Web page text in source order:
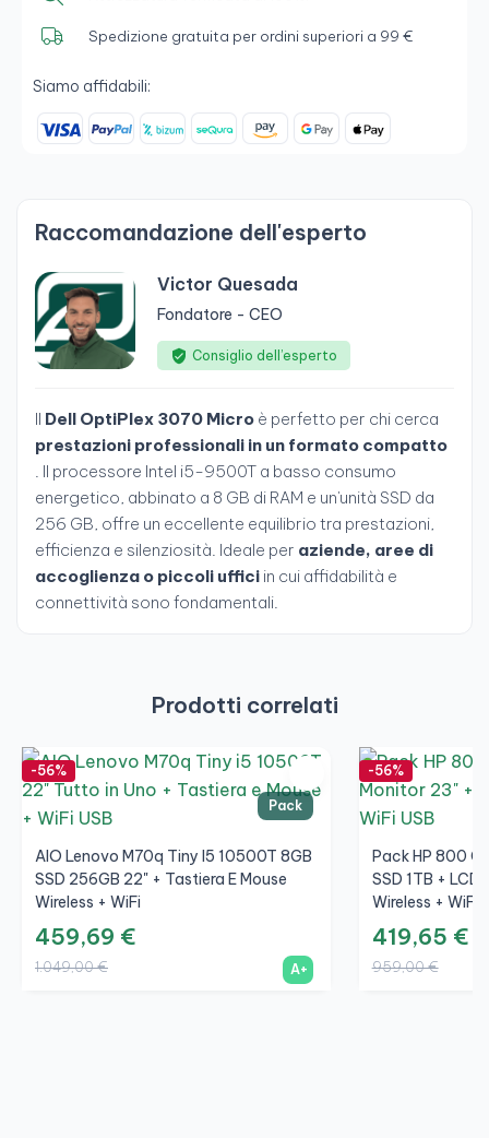
Spedizione gratuita per ordini superiori a 99 €
Siamo affidabili:
Raccomandazione dell'esperto
Victor Quesada
Fondatore - CEO
Consiglio dell’esperto
Il Dell OptiPlex 3070 Micro è perfetto per chi cerca
prestazioni professionali in un formato compatto
. Il processore Intel i5-9500T a basso consumo
energetico, abbinato a 8 GB di RAM e un'unità SSD da
256 GB, offre un eccellente equilibrio tra prestazioni,
efficienza e silenziosità. Ideale per aziende, aree di
accoglienza o piccoli uffici in cui affidabilità e
connettività sono fondamentali.
Prodotti correlati
Pack
-56%
AIO Lenovo M70q Tiny I5 10500T 8GB
SSD 256GB 22" + Tastiera E Mouse
Wireless + WiFi
459,69 €
1.049,00 € A+
-56%
Pack HP 800
SSD 1TB +
Wireless + WiFi
419,65 €
959,00 €